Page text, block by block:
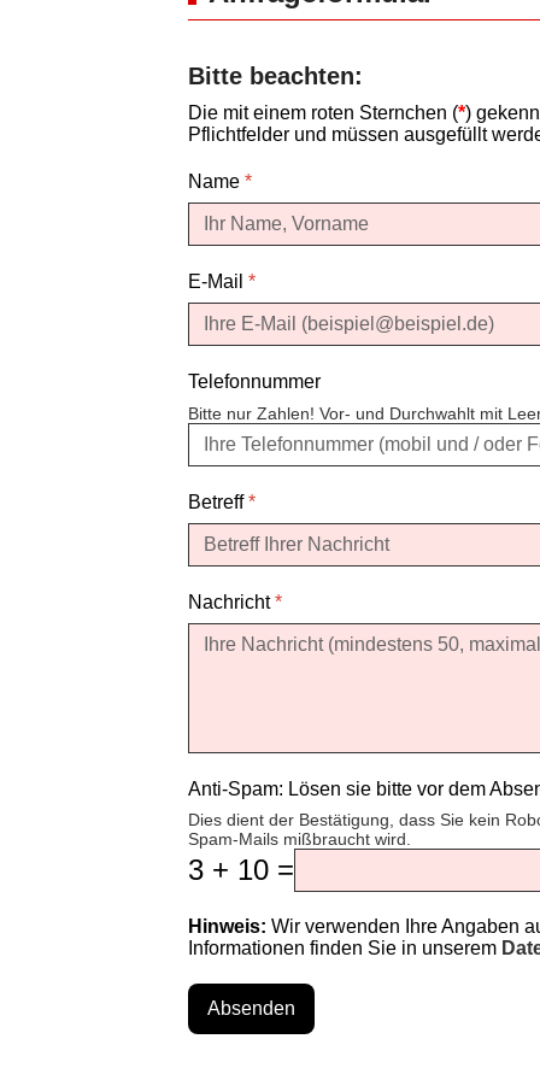
Bitte beachten:
Die mit einem roten Sternchen (*)
Pflichtfelder und müssen ausgefüllt
Name *
E-Mail *
Telefonnummer
Bitte nur Zahlen! Vor- und Durchwahlt mit
Betreff*
Nachricht*
Anti-Spam: Lösen sie bitte vor dem
Dies dient der Bestätigung, dass Sie kein
Spam-Mails mißbraucht wird.
3 + 10 =
Hinweis: Wir verwenden Ihre Angaben
Informationen finden Sie in unserem
Absenden